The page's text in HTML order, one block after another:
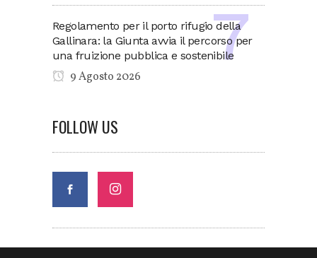
Regolamento per il porto rifugio della
Gallinara: la Giunta avvia il percorso per
una fruizione pubblica e sostenibile
9 Agosto 2026
FOLLOW US